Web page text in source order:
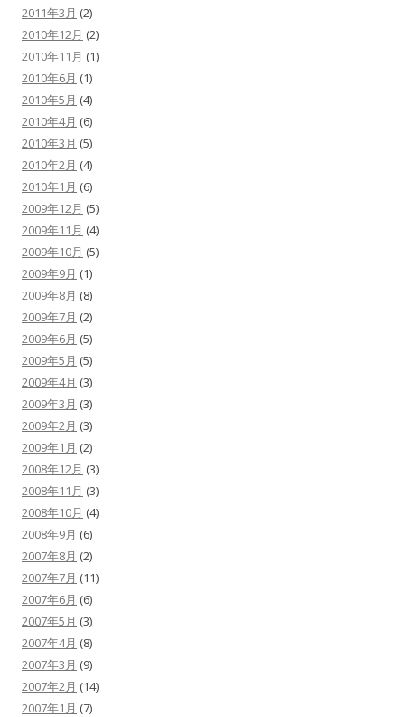
2011年3月 (2)
2010年12月 (2)
2010年11月 (1)
2010年6月 (1)
2010年5月 (4)
2010年4月 (6)
2010年3月 (5)
2010年2月 (4)
2010年1月 (6)
2009年12月 (5)
2009年11月 (4)
2009年10月 (5)
2009年9月 (1)
2009年8月 (8)
2009年7月 (2)
2009年6月 (5)
2009年5月 (5)
2009年4月 (3)
2009年3月 (3)
2009年2月 (3)
2009年1月 (2)
2008年12月 (3)
2008年11月 (3)
2008年10月 (4)
2008年9月 (6)
2007年8月 (2)
2007年7月 (11)
2007年6月 (6)
2007年5月 (3)
2007年4月 (8)
2007年3月 (9)
2007年2月 (14)
2007年1月 (7)